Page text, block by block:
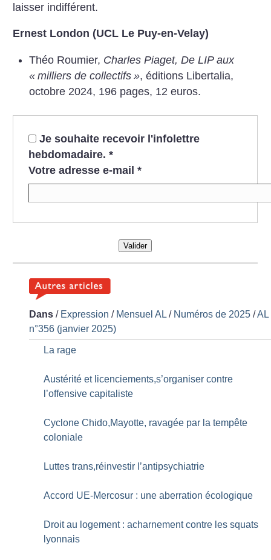
laisser indifférent.
Ernest London (UCL Le Puy-en-Velay)
Théo Roumier, Charles Piaget, De LIP aux
« milliers de collectifs », éditions Libertalia,
octobre 2024, 196 pages, 12 euros.
Je souhaite recevoir l'infolettre
hebdomadaire. *
Votre adresse e-mail *
Valider
Dans / Expression / Mensuel AL / Numéros de 2025 /AL
n°356 (janvier 2025)
La rage
Austérité et licenciements,s’organiser contre
l’offensive capitaliste
Cyclone Chido,Mayotte, ravagée par la tempête
coloniale
Luttes trans,réinvestir l’antipsychiatrie
Accord UE-Mercosur : une aberration écologique
Droit au logement : acharnement contre les squats
lyonnais